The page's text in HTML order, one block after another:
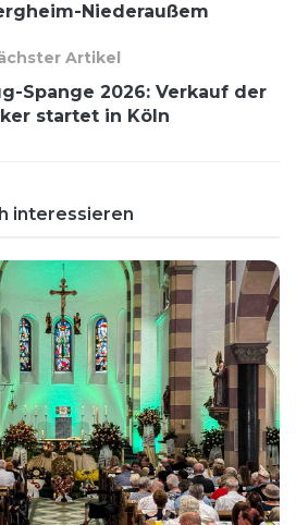
Niederaußem
Artikel
Spange 2026: Verkauf der
startet in Köln
interessieren